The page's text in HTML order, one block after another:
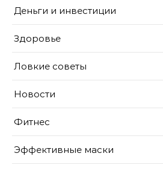
Деньги и инвестиции
Здоровье
Ловкие советы
Новости
Фитнес
Эффективные маски